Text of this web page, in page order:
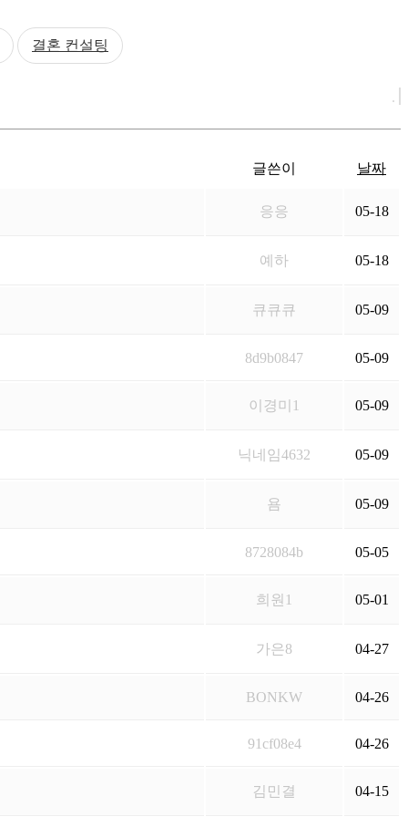
결혼 컨설팅
글쓴이 날짜
응응 05-18
예하 05-18
큐큐큐 05-09
8d9b0847 05-09
이경미1 05-09
닉네임4632 05-09
욤 05-09
8728084b 05-05
희원1 05-01
가은8 04-27
BONKW 04-26
91cf08e4 04-26
김민결 04-15